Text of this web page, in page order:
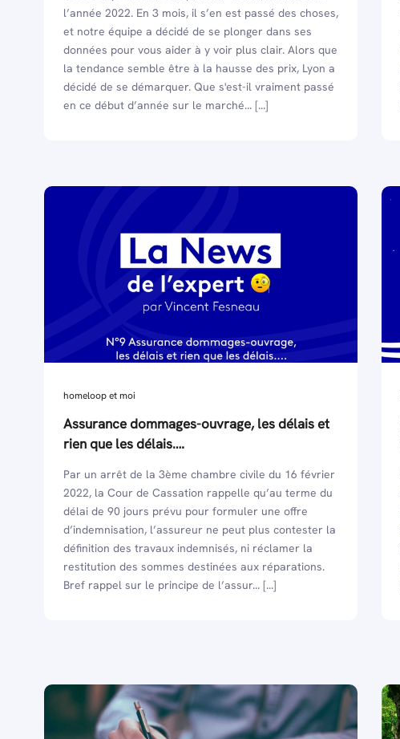
l’année 2022. En 3 mois, il s’en est passé des choses,
et notre équipe a décidé de se plonger dans ses
données pour vous aider à y voir plus clair. Alors que
la tendance semble être à la hausse des prix, Lyon a
décidé de se démarquer. Que s'est-il vraiment passé
en ce début d’année sur le marché... [...]
homeloop et moi
Assurance dommages-ouvrage, les délais et
rien que les délais….
Par un arrêt de la 3ème chambre civile du 16 février
2022, la Cour de Cassation rappelle qu’au terme du
délai de 90 jours prévu pour formuler une offre
d’indemnisation, l’assureur ne peut plus contester la
définition des travaux indemnisés, ni réclamer la
restitution des sommes destinées aux réparations.
Bref rappel sur le principe de l’assur... [...]